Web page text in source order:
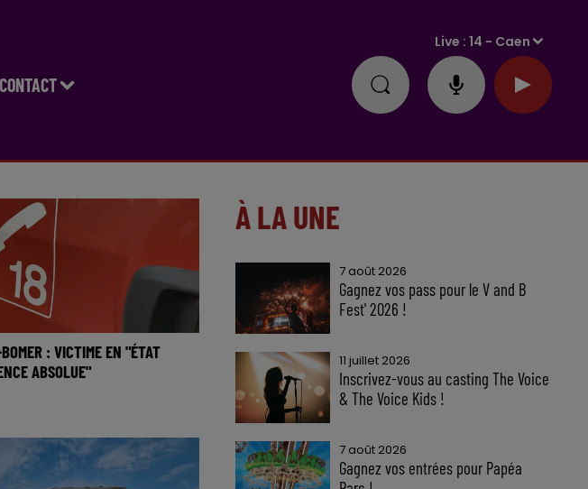
CONTACT
Live :14 - Caen
: VICTIME EN "ÉTAT
ABSOLUE"
À LA UNE
7 août 2026
Gagnez vos pass pour le V and B
Fest' 2026 !
11 juillet 2026
Inscrivez-vous au casting The Voice
& The Voice Kids !
7 août 2026
Gagnez vos entrées pour Papéa